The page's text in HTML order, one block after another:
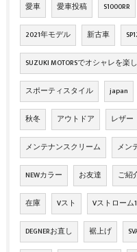
愛車 愛車投稿 S1000RR
2021年モデル 新古車
SUZUKI MOTORSでオシャレを楽
スポーティスタイル japan
秋冬 アウトドア レザー
メンテナンスクリーム メン
NEWカラー お友達 ご紹
在庫 Vスト Vストローム
DEGNERお直し 裾上げ